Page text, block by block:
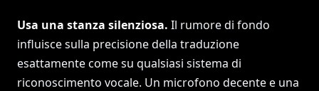
Usa una stanza silenziosa. Il rumore di fondo
influisce sulla precisione della traduzione
esattamente come su qualsiasi sistema di
riconoscimento vocale. Un microfono decente e una